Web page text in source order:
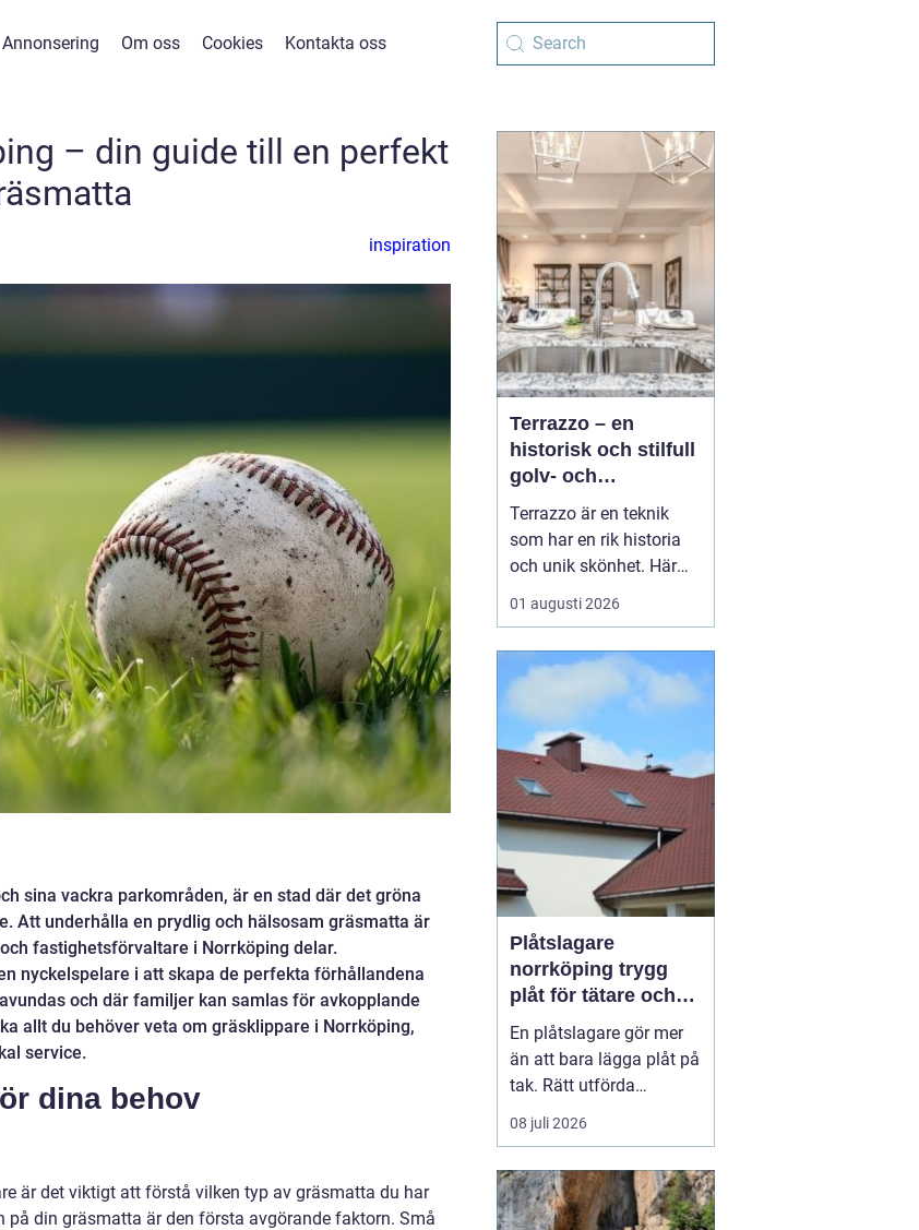
Annonsering Om oss Cookies Kontakta oss
– din guide till en perfekt
inspiration
sina vackra parkområden, är en stad där det gröna
Att underhålla en prydlig och hälsosam gräsmatta är
fastighetsförvaltare i Norrköping delar.
nyckelspelare i att skapa de perfekta förhållandena
och där familjer kan samlas för avkopplande
allt du behöver veta om gräsklippare i Norrköping,
service.
dina behov
är det viktigt att förstå vilken typ av gräsmatta du har
din gräsmatta är den första avgörande faktorn. Små
Terrazzo – en
historisk och stilfull
golv- och
bänkskivsteknik
Terrazzo är en teknik
som har en rik historia
och unik skönhet. Här
kommer vi att utforska
vad terrazzo är, dess
och varför det blivit så
populärt idag. Terrazzo
– tidlös d...
01 augusti 2026
Plåtslagare
norrköping trygg
plåt för tätare och
hållbarare hus
En plåtslagare gör mer
än att bara lägga plåt på
tak. Rätt utförda
plåtarbeten skyddar
huset mot läckage, röta
energiförluster under
många år framåt. I
08 juli 2026